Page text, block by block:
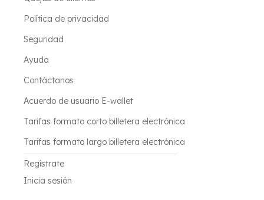
Política de privacidad
Seguridad
Ayuda
Contáctanos
Acuerdo de usuario E-wallet
Tarifas formato corto billetera electrónica
Tarifas formato largo billetera electrónica
Regístrate
Inicia sesión